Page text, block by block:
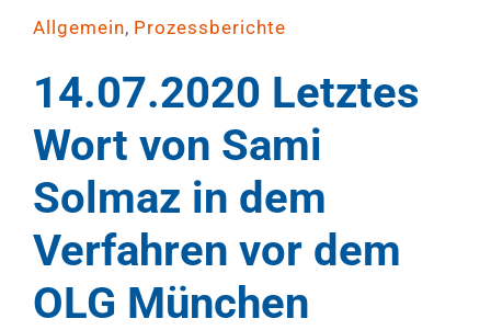
Allgemein, Prozessberichte
14.07.2020 Letztes
Wort von Sami
Solmaz in dem
Verfahren vor dem
OLG München